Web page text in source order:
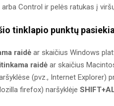
Control ir pelės ratukas į
tinklapio punktų
raidė ar skaičius Windows
raidė ar skaičius
(pvz., Internet Explorer)
firefox) naršyklėje